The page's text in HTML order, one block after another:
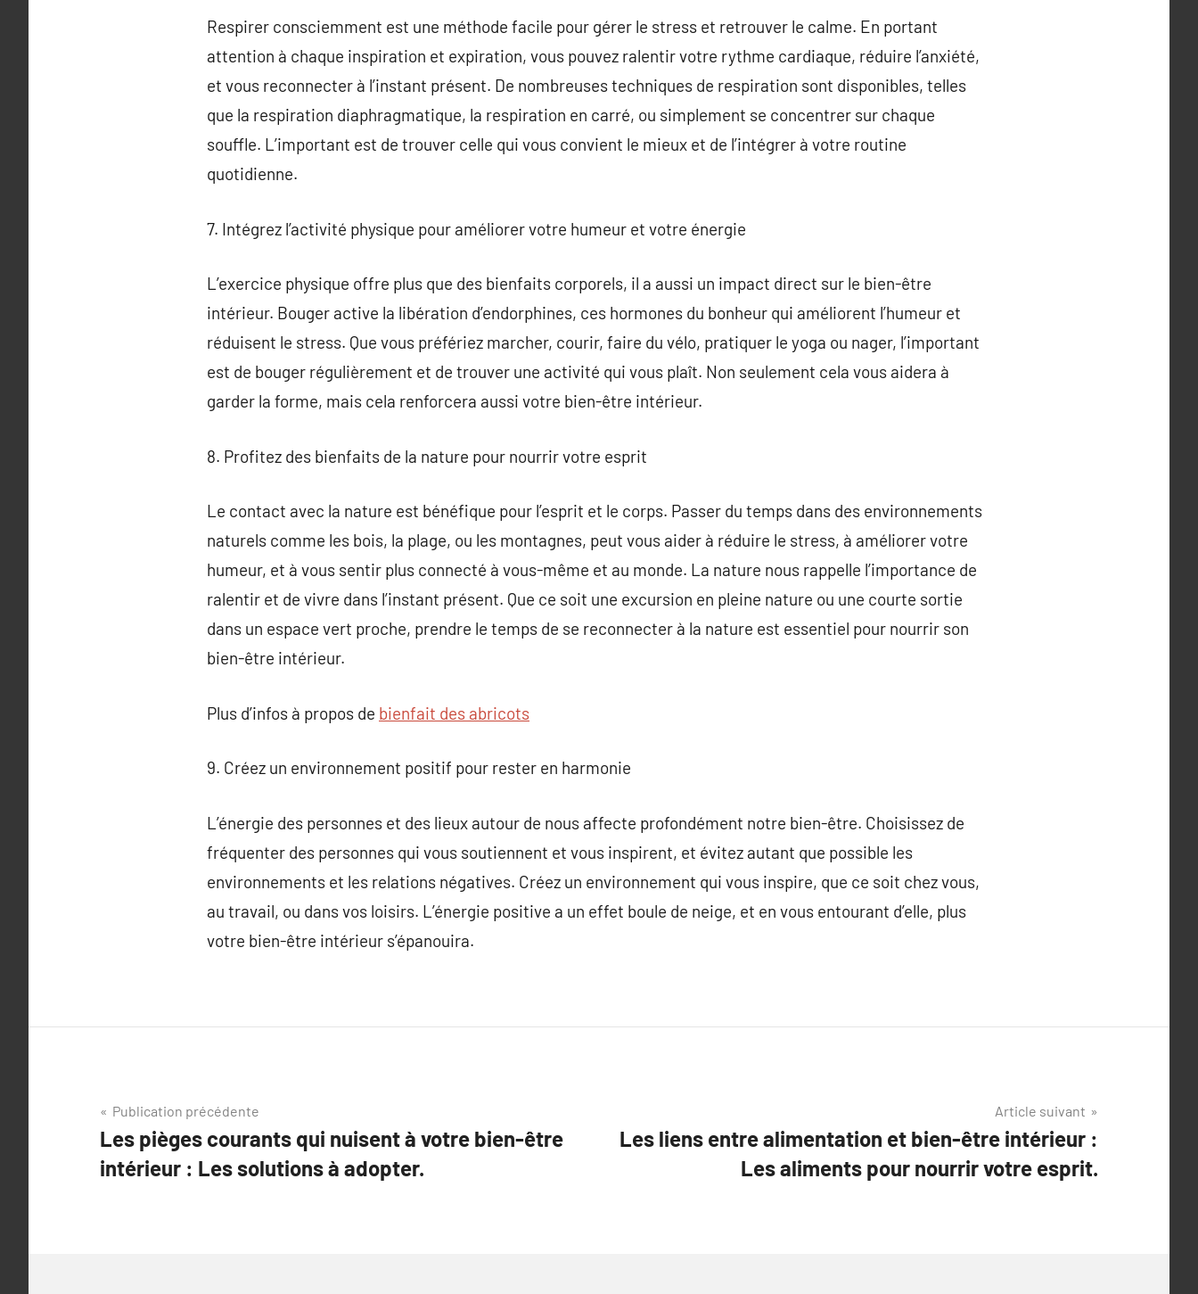
Respirer consciemment est une méthode facile pour gérer le stress et retrouver le calme. En portant
attention à chaque inspiration et expiration, vous pouvez ralentir votre rythme cardiaque, réduire l’anxiété,
et vous reconnecter à l’instant présent. De nombreuses techniques de respiration sont disponibles, telles
que la respiration diaphragmatique, la respiration en carré, ou simplement se concentrer sur chaque
souffle. L’important est de trouver celle qui vous convient le mieux et de l’intégrer à votre routine
quotidienne.
7. Intégrez l’activité physique pour améliorer votre humeur et votre énergie
L’exercice physique offre plus que des bienfaits corporels, il a aussi un impact direct sur le bien-être
intérieur. Bouger active la libération d’endorphines, ces hormones du bonheur qui améliorent l’humeur et
réduisent le stress. Que vous préfériez marcher, courir, faire du vélo, pratiquer le yoga ou nager, l’important
est de bouger régulièrement et de trouver une activité qui vous plaît. Non seulement cela vous aidera à
garder la forme, mais cela renforcera aussi votre bien-être intérieur.
8. Profitez des bienfaits de la nature pour nourrir votre esprit
Le contact avec la nature est bénéfique pour l’esprit et le corps. Passer du temps dans des environnements
naturels comme les bois, la plage, ou les montagnes, peut vous aider à réduire le stress, à améliorer votre
humeur, et à vous sentir plus connecté à vous-même et au monde. La nature nous rappelle l’importance de
ralentir et de vivre dans l’instant présent. Que ce soit une excursion en pleine nature ou une courte sortie
dans un espace vert proche, prendre le temps de se reconnecter à la nature est essentiel pour nourrir son
bien-être intérieur.
Plus d’infos à propos de bienfait des abricots
9. Créez un environnement positif pour rester en harmonie
L’énergie des personnes et des lieux autour de nous affecte profondément notre bien-être. Choisissez de
fréquenter des personnes qui vous soutiennent et vous inspirent, et évitez autant que possible les
environnements et les relations négatives. Créez un environnement qui vous inspire, que ce soit chez vous,
au travail, ou dans vos loisirs. L’énergie positive a un effet boule de neige, et en vous entourant d’elle, plus
votre bien-être intérieur s’épanouira.
Navigation
de
l’article
Publication précédente
Les pièges courants qui nuisent à votre bien-être
intérieur : Les solutions à adopter.
Article suivant
Les liens entre alimentation et bien-être intérieur :
Les aliments pour nourrir votre esprit.